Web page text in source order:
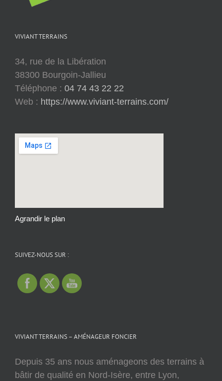
VIVIANT TERRAINS
34, rue de la Libération
38300 Bourgoin-Jallieu
Téléphone : 04 74 43 22 22
Web : https://www.viviant-terrains.com/
Agrandir le plan
SUIVEZ-NOUS SUR :
VIVIANT TERRAINS – AMÉNAGEUR FONCIER
Depuis 35 ans nous aménageons des terrains à
bâtir de qualité en Nord-Isère, entre Lyon,